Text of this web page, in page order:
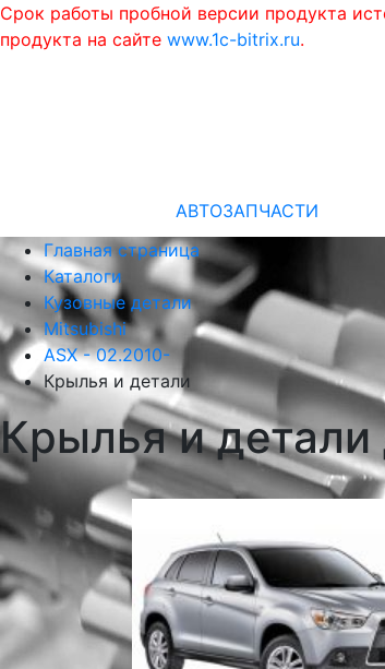
Срок работы пробной версии продукта
продукта на сайте www.1c-bitrix.ru.
АВТОЗАПЧАСТИ
Главная страница
Каталоги
Кузовные детали
Mitsubishi
ASX - 02.2010-
Крылья и детали
Крылья и детали